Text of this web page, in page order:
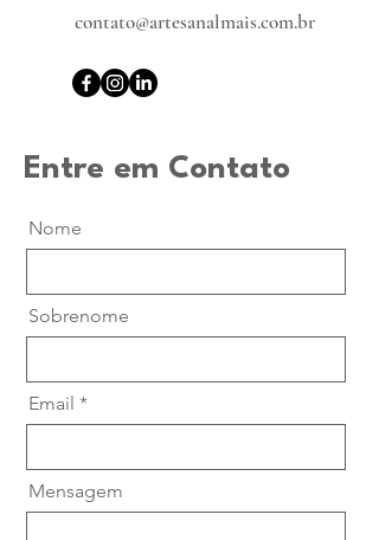
contato@artesanalmais.com.br
Entre em Contato
Nome
Sobrenome
Email
Mensagem